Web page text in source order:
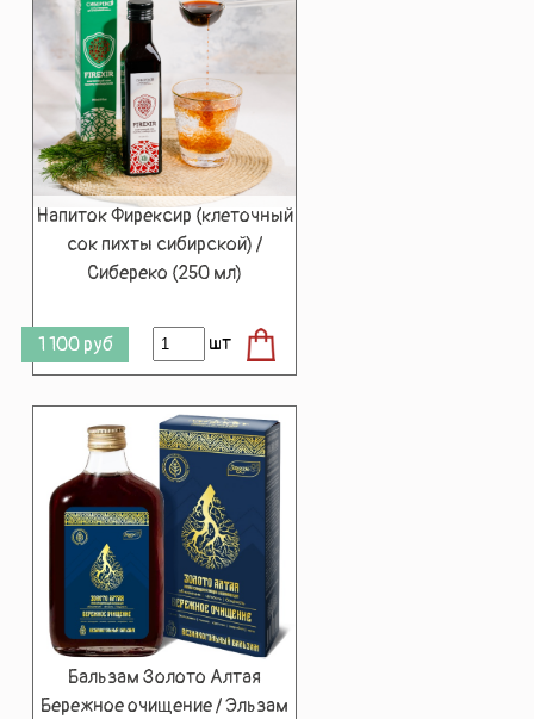
Напиток Фирексир (клеточный
сок пихты сибирской) /
Сибереко (250 мл)
1 100 руб шт
Бальзам Золото Алтая
Бережное очищение / Эльзам